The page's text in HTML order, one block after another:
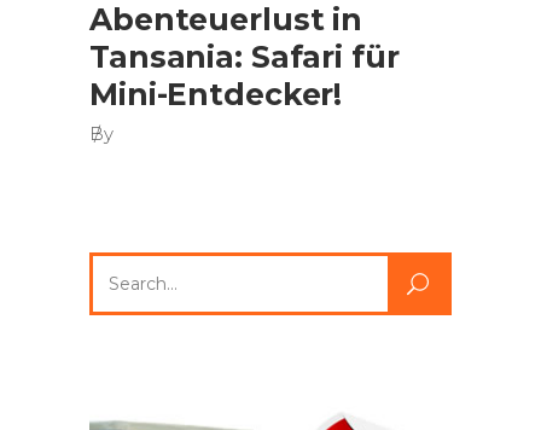
Abenteuerlust in
Tansania: Safari für
Mini-Entdecker!
By
for: